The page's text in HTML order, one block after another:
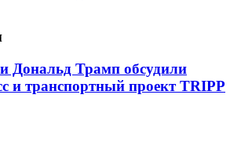
Дональд Трамп обсудили
и транспортный проект TRIPP